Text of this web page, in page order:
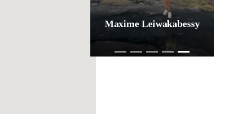
Carola van Gelstwijk